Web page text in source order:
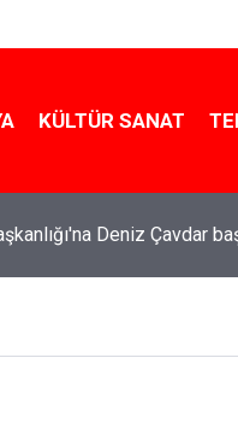
KÜLTÜR SANAT
Deniz Çavdar